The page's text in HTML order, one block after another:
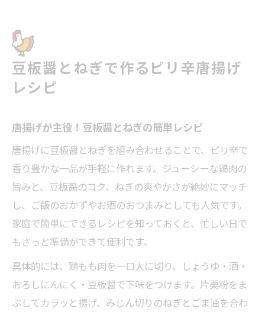
豆板醤とねぎで作るピリ辛唐揚げ
レシピ
唐揚げが主役！豆板醤とねぎの簡単レシピ
唐揚げに豆板醤とねぎを組み合わせることで、ピリ辛で
香り豊かな一品が手軽に作れます。ジューシーな鶏肉の
旨みと、豆板醤のコク、ねぎの爽やかさが絶妙にマッチ
し、ご飯のおかずやお酒のおつまみとしても人気です。
家庭で簡単にできるレシピを知っておくと、忙しい日で
もさっと準備ができて便利です。
具体的には、鶏もも肉を一口大に切り、しょうゆ・酒・
おろしにんにく・豆板醤で下味をつけます。片栗粉をま
ぶしてカラッと揚げ、みじん切りのねぎとごま油を合わ